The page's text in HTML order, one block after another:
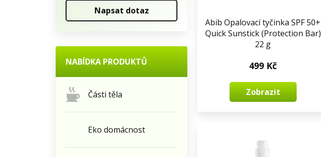
Napsat dotaz
NABÍDKA PRODUKTŮ
Části těla
Eko domácnost
Abib Opalovací tyčinka SPF 50+
Quick Sunstick (Protection Bar)
22 g
499 Kč
Zobrazit